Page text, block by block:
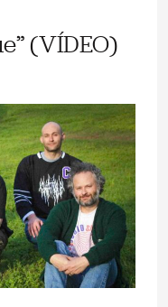
(VÍDEO)